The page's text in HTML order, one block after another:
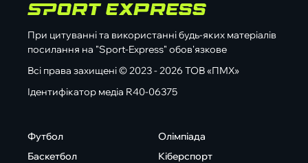
При цитуванні та використанні будь-яких матеріалів
посилання на "Sport-Express" обов'язкове
Всі права захищені © 2023 - 2026 ТОВ «ПМХ»
Ідентифікатор медіа R40-06375
Футбол
Баскетбол
Олімпіада
Кіберспорт